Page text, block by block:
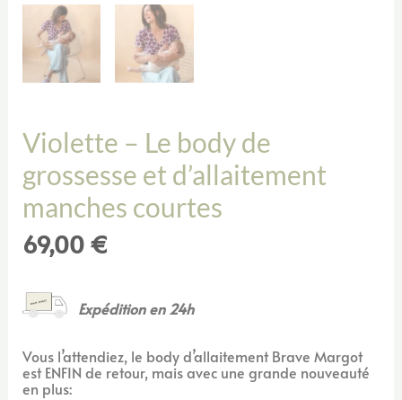
Violette – Le body de
grossesse et d’allaitement
manches courtes
69,00 €
Expédition en 24h
Vous l’attendiez, le body d’allaitement Brave Margot
est ENFIN de retour, mais avec une grande nouveauté
en plus: